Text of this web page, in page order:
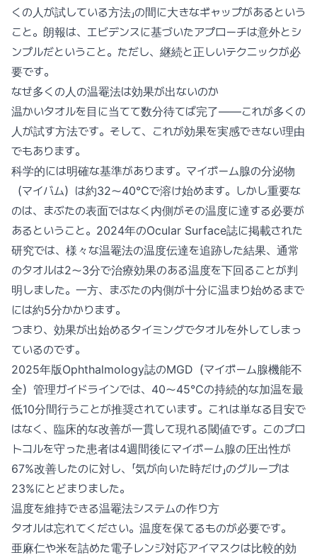
くの人が試している方法」の間に大きなギャップがあるという
こと。朗報は、エビデンスに基づいたアプローチは意外とシ
ンプルだということ。ただし、継続と正しいテクニックが必
要です。
なぜ多くの人の温罨法は効果が出ないのか
温かいタオルを目に当てて数分待てば完了——これが多くの
人が試す方法です。そして、これが効果を実感できない理由
でもあります。
科学的には明確な基準があります。マイボーム腺の分泌物
（マイバム）は約32〜40℃で溶け始めます。しかし重要な
のは、まぶたの表面ではなく内側がその温度に達する必要が
あるということ。2024年のOcular Surface誌に掲載された
研究では、様々な温罨法の温度伝達を追跡した結果、通常
のタオルは2〜3分で治療効果のある温度を下回ることが判
明しました。一方、まぶたの内側が十分に温まり始めるまで
には約5分かかります。
つまり、効果が出始めるタイミングでタオルを外してしまっ
ているのです。
2025年版Ophthalmology誌のMGD（マイボーム腺機能不
全）管理ガイドラインでは、40〜45℃の持続的な加温を最
低10分間行うことが推奨されています。これは単なる目安で
はなく、臨床的な改善が一貫して現れる閾値です。このプロ
トコルを守った患者は4週間後にマイボーム腺の圧出性が
67%改善したのに対し、「気が向いた時だけ」のグループは
23%にとどまりました。
温度を維持できる温罨法システムの作り方
タオルは忘れてください。温度を保てるものが必要です。
亜麻仁や米を詰めた電子レンジ対応アイマスクは比較的効